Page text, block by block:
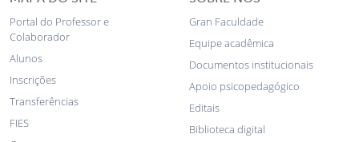
Portal do Professor e
Colaborador
Alunos
Inscrições
Transferências
FIES
Gran Faculdade
Equipe acadêmica
Documentos institucionais
Apoio psicopedagógico
Editais
Biblioteca digital